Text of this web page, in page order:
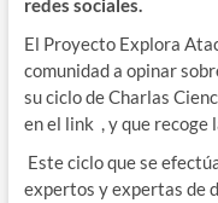
redes sociales.
El Proyecto Explora
comunidad a opinar
su ciclo de Charlas
en el link , y que recoge
Este ciclo que se
expertos y expertas de